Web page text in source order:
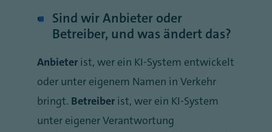
Sind wir Anbieter oder
Betreiber, und was ändert das?
Anbieter ist, wer ein KI-System entwickelt
oder unter eigenem Namen in Verkehr
bringt. Betreiber ist, wer ein KI-System
unter eigener Verantwortung